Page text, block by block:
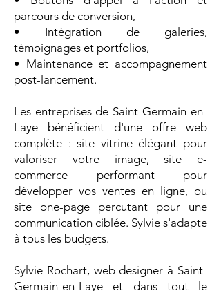
parcours de conversion,
• Intégration de galeries,
témoignages et portfolios,
• Maintenance et accompagnement
post-lancement.
Les entreprises de Saint-Germain-en-
Laye bénéficient d'une offre web
complète : site vitrine élégant pour
valoriser votre image, site e-
commerce performant pour
développer vos ventes en ligne, ou
site one-page percutant pour une
communication ciblée. Sylvie s'adapte
à tous les budgets.
Sylvie Rochart, web designer à Saint-
Germain-en-Laye et dans tout le